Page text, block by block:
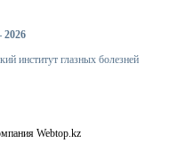
2026
институт глазных болезней
Webtop.kz